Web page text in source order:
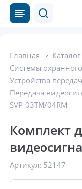
Главная
Каталог
Системы
Устройства
Передача
SVP-03TM/04RM
Комплект
Артикул: 52147